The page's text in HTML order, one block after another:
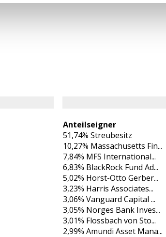
Anteilseigner
51,74% Streubesitz
10,27% Massachusetts Fin...
7,84% MFS International...
6,83% BlackRock Fund Ad...
5,02% Horst-Otto Gerber...
3,23% Harris Associates...
3,06% Vanguard Capital ...
3,05% Norges Bank Inves...
3,01% Flossbach von Sto...
2,99% Amundi Asset Mana...